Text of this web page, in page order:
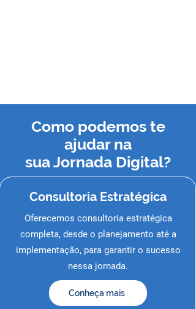
Como podemos te
ajudar na
sua Jornada Digital?
Consultoria Estratégica
Oferecemos consultoria estratégica
completa, desde o planejamento até a
implementação, para garantir o sucesso
nessa jornada.
Conheça mais